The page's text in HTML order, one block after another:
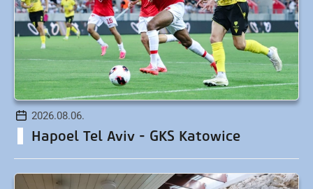
2026.08.06.
Hapoel Tel Aviv - GKS Katowice